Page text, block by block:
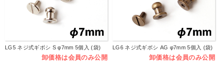
LG5 ネジ式ギボシ S φ7mm 5個入 (袋)
卸価格は会員のみ公開
LG6 ネジ式ギボシ AG φ7mm 5個入 (袋)
卸価格は会員のみ公開